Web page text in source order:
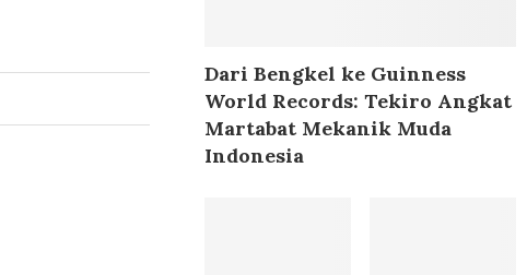
Dari Bengkel ke Guinness
World Records: Tekiro Angkat
Martabat Mekanik Muda
Indonesia